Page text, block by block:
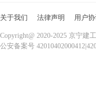
关于我们 法律声明 用户协
Copyright@ 2020-2025 京宁建
公安备案号